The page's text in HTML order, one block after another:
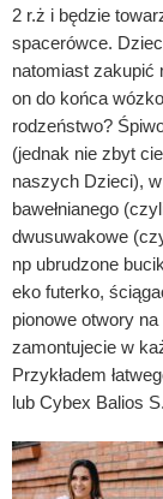
2 r.ż i będzie
spacerówce.
natomiast zakupić
on do końca
rodzeństwo?
(jednak nie zbyt
naszych Dzieci),
bawełnianego
dwusuwakowe
np ubrudzone
eko futerko,
pionowe otwory
zamontujecie w
Przykładem
lub Cybex Balios S.